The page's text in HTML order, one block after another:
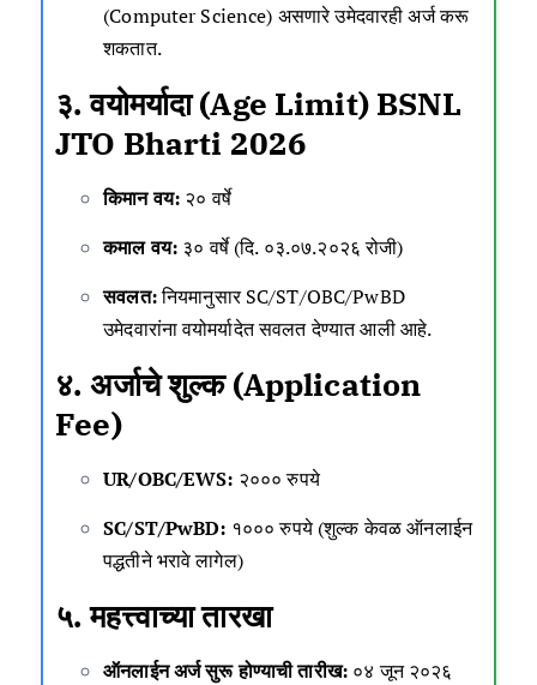
(Computer Science) असणारे उमेदवारही अर्ज करू
शकतात.
३. वयोमर्यादा (Age Limit) BSNL
JTO Bharti 2026
किमान वय: २० वर्षे
कमाल वय: ३० वर्षे (दि. ०३.०७.२०२६ रोजी)
सवलत:नियमानुसार SC/ST/OBC/PwBD
उमेदवारांना वयोमर्यादेत सवलत देण्यात आली आहे.
४. अर्जाचे शुल्क (Application
Fee)
UR/OBC/EWS: २००० रुपये
SC/ST/PwBD: १००० रुपये (शुल्क केवळ ऑनलाईन
पद्धतीने भरावे लागेल)
५. महत्त्वाच्या तारखा
ऑनलाईन अर्ज सुरू होण्याची तारीख: ०४ जून २०२६